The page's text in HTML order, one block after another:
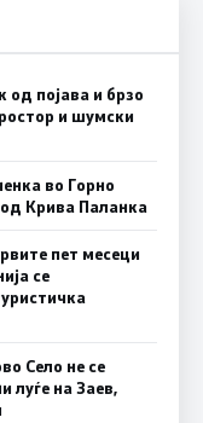
од појава и брзо
и шумски
во Горно
Крива Паланка
пет месеци
се
Село не се
луѓе на Заев,